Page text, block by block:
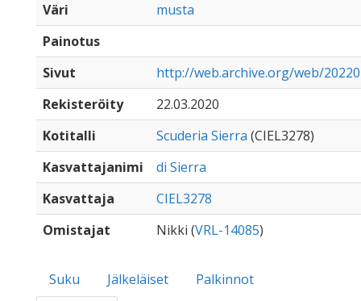
Väri
musta
Painotus
Sivut
http://web.archive.org/web/
Rekisteröity
22.03.2020
Kotitalli
Scuderia Sierra (CIEL3278)
Kasvattajanimi
di Sierra
Kasvattaja
CIEL3278
Omistajat
Nikki (VRL-14085)
Suku Jälkeläiset
Palkinnot